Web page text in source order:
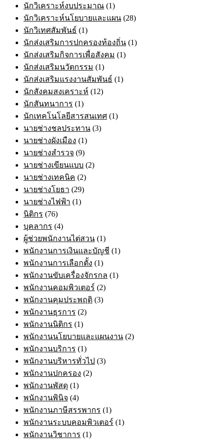
นักวิเคราะห์งบประมาณ (1)
นักวิเคราะห์นโยบายและแผน (28)
นักวิเทศสัมพันธ์ (1)
นักส่งเสริมการปกครองท้องถิ่น (1)
นักส่งเสริมกิจการเพื่อสังคม (1)
นักส่งเสริมนวัตกรรม (1)
นักส่งเสริมแรงงานสัมพันธ์ (1)
นักสังคมสงเคราะห์ (12)
นักสันทนาการ (1)
นักเทคโนโลยีสารสนเทศ (1)
นายช่างชลประทาน (3)
นายช่างผังเมือง (1)
นายช่างสำรวจ (9)
นายช่างเขียนแบบ (2)
นายช่างเทคนิค (2)
นายช่างโยธา (29)
นายช่างไฟฟ้า (1)
นิติกร (76)
บุคลากร (4)
ผู้ช่วยพนักงานไต่สวน (1)
พนักงานการเงินและบัญชี (1)
พนักงานการเลือกตั้ง (1)
พนักงานขับเครื่องจักรกล (1)
พนักงานคอมพิวเตอร์ (2)
พนักงานคุมประพฤติ (3)
พนักงานธุรการ (2)
พนักงานนิติกร (1)
พนักงานนโยบายและแผนงาน (2)
พนักงานบริการ (1)
พนักงานบริหารทั่วไป (3)
พนักงานปกครอง (2)
พนักงานพัสดุ (1)
พนักงานพินิจ (4)
พนักงานภาษีสรรพากร (1)
พนักงานระบบคอมพิวเตอร์ (1)
พนักงานวิชาการ (1)